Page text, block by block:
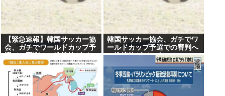
【緊急速報】韓国サッカー協
会、ガチでワールドカップ予
選での審判への性接待がバレ
大炎上大騒ぎに
韓国サッカー協会、ガチでワ
ールドカップ予選での審判へ
の性接待がバレる